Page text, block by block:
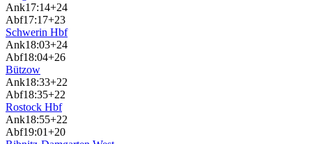
Ank17:14+24
Abf17:17+23
Schwerin Hbf
Ank18:03+24
Abf18:04+26
Bützow
Ank18:33+22
Abf18:35+22
Rostock Hbf
Ank18:55+22
Abf19:01+20